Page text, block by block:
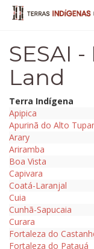
SESAI
Land
Terra Indígena
Apipica
Apurinã do Alto
Arary
Ariramba
Boa Vista
Capivara
Coatá-Laranjal
Cuia
Cunhã-Sapucaia
Curara
Fortaleza do
Fortaleza do Patauá